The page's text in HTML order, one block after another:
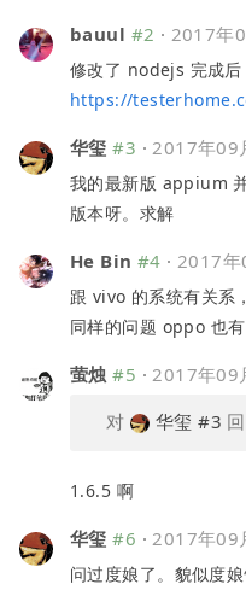
bauul #2 · 2017年
修改了 nodejs 完成后
https://
华玺 #3 ·2017年09
我的最新版 appium
版本呀。求解
He Bin #4 ·2017年
跟 vivo 的系统有关系
同样的问题 oppo 也
萤烛 #5 ·2017年09
对
华玺 #3
1.6.5 啊
华玺 #6 · 2017年09
问过度娘了。貌似度